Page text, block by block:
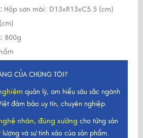
Hộp sơn mài: D13xR13xC5.5 (cm)
800g
CỦA CHÚNG TÔI?
quản lý, am hiểu sâu sắc ngành
đảm bảo uy tín, chuyên nghiệp.
nhân, đúng xưởng cho từng sản
và sự tinh xảo của sản phẩm.